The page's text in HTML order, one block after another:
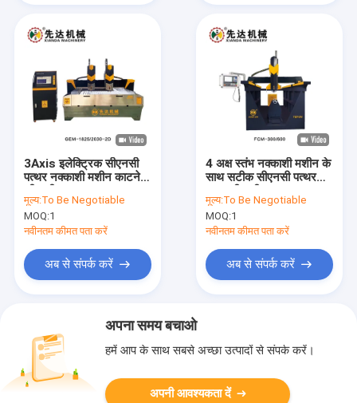
3Axis इलेक्ट्रिक सीएनसी
पत्थर नक्काशी मशीन काटने
मूल्य:To Be Negotiable
MOQ:1
नवीनतम कीमत पता करें
अब से संपर्क करें
4 अक्ष स्तंभ नक्काशी मशीन के
साथ सटीक सीएनसी पत्थर
मूल्य:To Be Negotiable
MOQ:1
नवीनतम कीमत पता करें
अब से संपर्क करें
अपना समय बचाओ
हमें आप के साथ सबसे अच्छा उत्पादों से संपर्क करें।
अपनी आवश्यकता दें